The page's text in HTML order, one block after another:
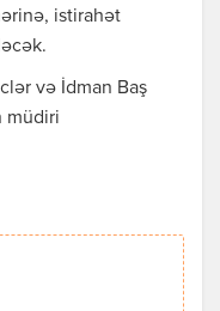
istirahət
və İdman Baş
müdiri